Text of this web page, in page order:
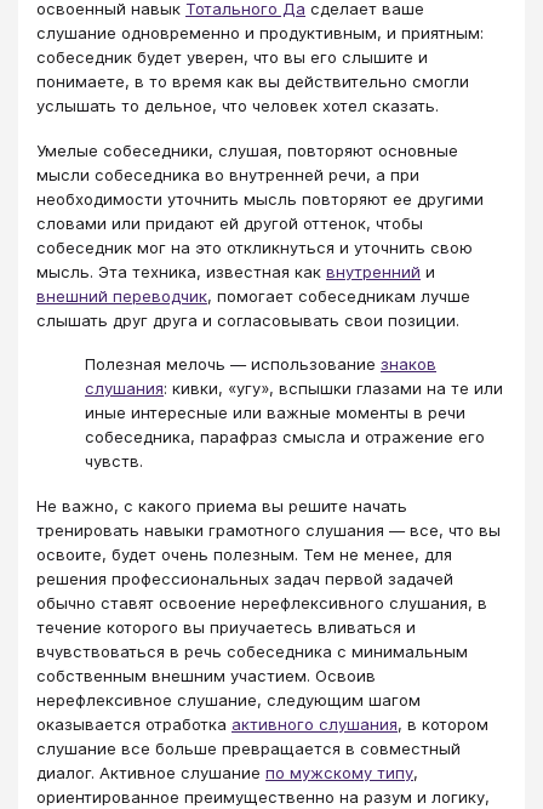
освоенный навык Тотального Да сделает ваше
слушание одновременно и продуктивным, и приятным:
собеседник будет уверен, что вы его слышите и
понимаете, в то время как вы действительно смогли
услышать то дельное, что человек хотел сказать.
Умелые собеседники, слушая, повторяют основные
мысли собеседника во внутренней речи, а при
необходимости уточнить мысль повторяют ее другими
словами или придают ей другой оттенок, чтобы
собеседник мог на это откликнуться и уточнить свою
мысль. Эта техника, известная как внутренний и
внешний переводчик, помогает собеседникам лучше
слышать друг друга и согласовывать свои позиции.
Полезная мелочь — использование знаков
слушания: кивки, «угу», вспышки глазами на те или
иные интересные или важные моменты в речи
собеседника, парафраз смысла и отражение его
чувств.
Не важно, с какого приема вы решите начать
тренировать навыки грамотного слушания — все, что вы
освоите, будет очень полезным. Тем не менее, для
решения профессиональных задач первой задачей
обычно ставят освоение нерефлексивного слушания, в
течение которого вы приучаетесь вливаться и
вчувствоваться в речь собеседника с минимальным
собственным внешним участием. Освоив
нерефлексивное слушание, следующим шагом
оказывается отработка активного слушания, в котором
слушание все больше превращается в совместный
диалог. Активное слушание по мужскому типу,
ориентированное преимущественно на разум и логику,